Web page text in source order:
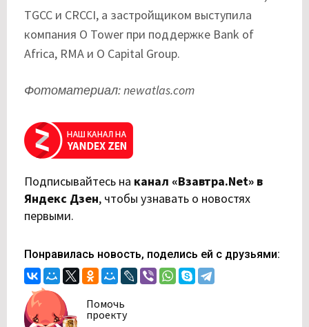
TGCC и CRCCI, а застройщиком выступила
компания O Tower при поддержке Bank of
Africa, RMA и O Capital Group.
Фотоматериал: newatlas.com
Подписывайтесь на канал «Взавтра.Net» в
Яндекс Дзен, чтобы узнавать о новостях
первыми.
Понравилась новость, поделись ей с друзьями:
Помочь
проекту